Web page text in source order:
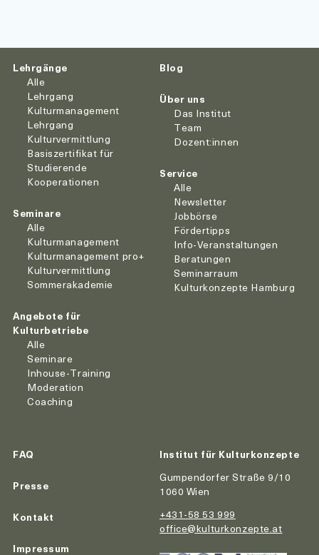
Lehrgänge
Alle
Lehrgang
Kulturmanagement
Lehrgang
Kulturvermittlung
Basiszertifikat für
Studierende
Kooperationen
Seminare
Alle
Kulturmanagement
Kulturmanagement pro+
Kulturvermittlung
Sommerakademie
Angebote für
Kulturbetriebe
Alle
Seminare
Inhouse-Training
Moderation
Coaching
Blog
Über uns
Das Institut
Team
Dozent:innen
Service
Alle
Newsletter
Jobbörse
Fördertipps
Info-Veranstaltungen
Beratungen
Seminarraum
Kulturkonzepte Hamburg
FAQ
Presse
Kontakt
Impressum
Institut für Kulturkonzepte
Gumpendorfer Straße 9/10
1060 Wien
+431-58 53 999
office@kulturkonzepte.at